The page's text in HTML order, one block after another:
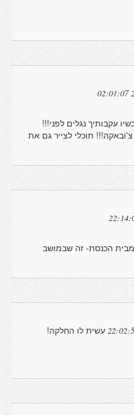
עקבותיך נגלים לפני!!!
תוכלי לצייר גם את
הכנסת- זה שבמושב
עשית לו החלקה!